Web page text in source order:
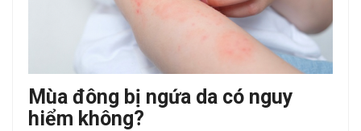
Mùa đông bị ngứa da có nguy
hiểm không?